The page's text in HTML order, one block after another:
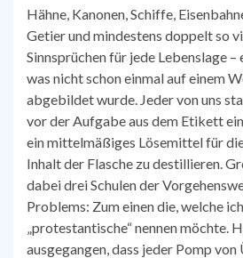
Hähne, Kanonen, Schiffe,
Getier und mindestens doppelt so
Sinnsprüchen für jede Lebenslage
was nicht schon einmal auf einem
abgebildet wurde. Jeder von uns
vor der Aufgabe aus dem Etikett
ein mittelmäßiges Lösemittel für
Inhalt der Flasche zu destillieren.
dabei drei Schulen der
Problems: Zum einen die, welche
„protestantische“ nennen möchte.
ausgegangen, dass jeder Pomp von